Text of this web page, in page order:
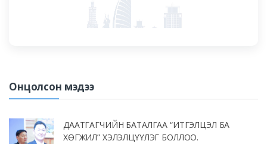
Онцолсон мэдээ
ДААТГАГЧИЙН БАТАЛГАА “ИТГЭЛЦЭЛ БА
ХӨГЖИЛ” ХЭЛЭЛЦҮҮЛЭГ БОЛЛОО.